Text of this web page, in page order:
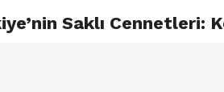
Saklı Cennetleri: